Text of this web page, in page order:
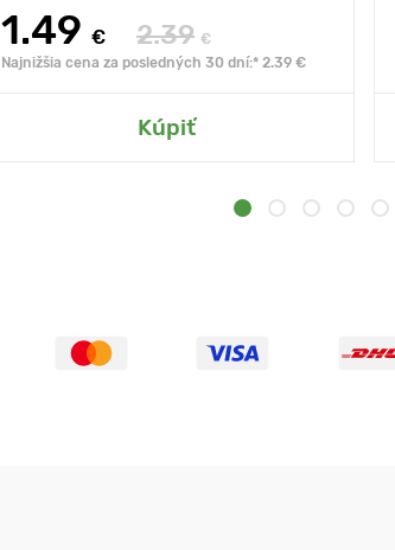
1.49 € 2.39 €
Najnižšia cena za posledných 30 dní:* 2.39 €
Kúpiť